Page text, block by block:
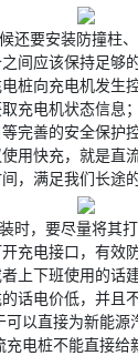
还要安装防撞柱
间应该保持足够
桩向充电机发生
充电机状态信息
完善的安全保护
用快充，就是直
，满足我们长途的
时，要尽量将其
充电接口，有效
上下班使用的话
话电价低，并且
可以直接为新能
电桩不能直接